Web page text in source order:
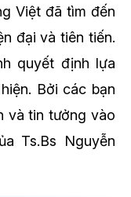
Việt đã tìm đến
đại và tiên tiến.
quyết định lựa
Bởi các bạn
và tin tưởng vào
Ts.Bs Nguyễn